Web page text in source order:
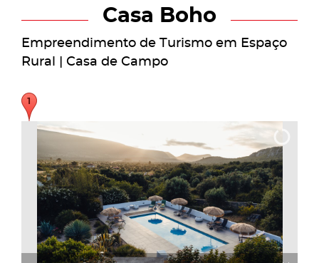
Casa Boho
Empreendimento de Turismo em Espaço
Rural | Casa de Campo